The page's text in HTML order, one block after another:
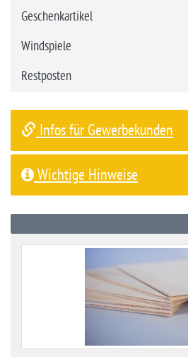
Geschenkartikel
Windspiele
Restposten
Infos für Gewerbekunden
Wichtige Hinweise